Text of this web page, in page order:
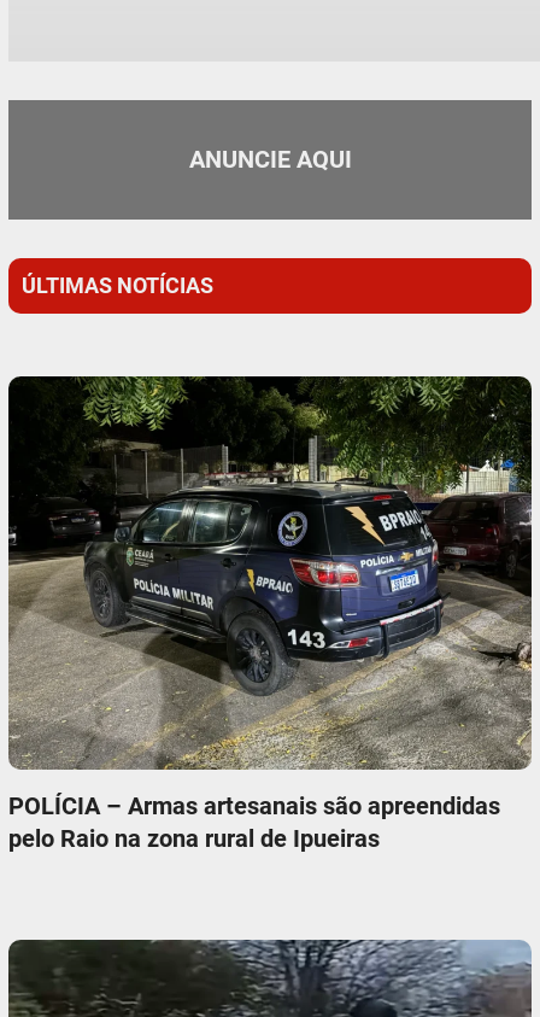
ANUNCIE AQUI
ÚLTIMAS NOTÍCIAS
POLÍCIA – Armas artesanais são apreendidas
pelo Raio na zona rural de Ipueiras